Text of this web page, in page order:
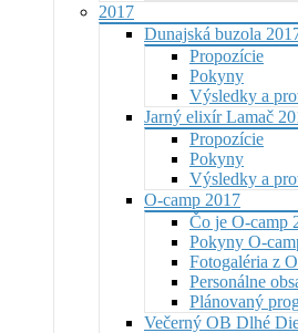
2017
Dunajská buzola
Propozície
Pokyny
Výsledky a
Jarný elixír Lamač
Propozície
Pokyny
Výsledky a
O-camp 2017
Čo je O-camp
Pokyny O-
Fotogaléria z
Personálne
Plánovaný
Večerný OB Dlhé